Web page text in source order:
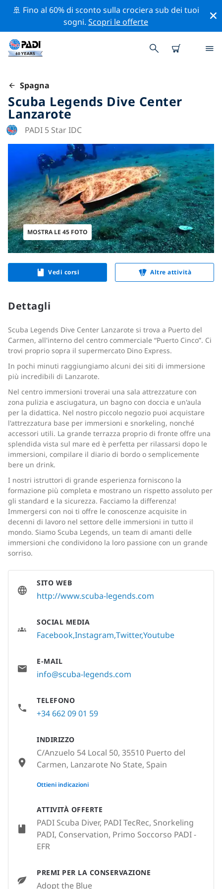
🚢 Fino al 60% di sconto sulla crociera sub dei tuoi
sogni.Scopri le offerte
Spagna
Scuba Legends Dive Center
Lanzarote
PADI 5 Star IDC
MOSTRA LE 45 FOTO
Vedi corsi Altre attività
Dettagli
Scuba Legends Dive Center Lanzarote si trova a Puerto del
Carmen, all'interno del centro commerciale “Puerto Cinco”. Ci
trovi proprio sopra il supermercato Dino Express.
In pochi minuti raggiungiamo alcuni dei siti di immersione
più incredibili di Lanzarote.
Nel centro immersioni troverai una sala attrezzature con
zona pulizia e asciugatura, un bagno con doccia e un'aula
per la didattica. Nel nostro piccolo negozio puoi acquistare
l'attrezzatura base per immersioni e snorkeling, nonché
accessori utili. La grande terrazza proprio di fronte offre una
splendida vista sul mare ed è perfetta per rilassarsi dopo le
immersioni, compilare il diario di bordo o semplicemente
bere un drink.
I nostri istruttori di grande esperienza forniscono la
formazione più completa e mostrano un rispetto assoluto per
gli standard e la sicurezza. Facciamo la differenza!
Immergersi con noi ti offre le conoscenze acquisite in
decenni di lavoro nel settore delle immersioni in tutto il
mondo. Siamo Scuba Legends, un team di amanti delle
immersioni che condividono la loro passione con un grande
sorriso.
ATTIVITÀ OFFERTE
PADI Scuba Diver, PADI TecRec, Snorkeling
PADI, Conservation, Primo Soccorso PADI -
EFR
PREMI PER LA CONSERVAZIONE
Adopt the Blue
SITO WEB
http://www.scuba-legends.com
SOCIAL MEDIA
FacebookInstagram TwitterYoutube
E-MAIL
info@scuba-legends.com
TELEFONO
+34 662 09 01 59
INDIRIZZO
C/Anzuelo 54 Local 50, 35510 Puerto del
Carmen, Lanzarote No State, Spain
None
Ottieni indicazioni